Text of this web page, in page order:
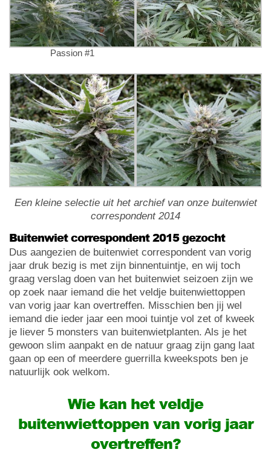
Passion #1
Een kleine selectie uit het archief van onze buitenwiet
correspondent 2014
Buitenwiet correspondent 2015 gezocht
Dus aangezien de buitenwiet correspondent van vorig
jaar druk bezig is met zijn binnentuintje, en wij toch
graag verslag doen van het buitenwiet seizoen zijn we
op zoek naar iemand die het veldje buitenwiettoppen
van vorig jaar kan overtreffen. Misschien ben jij wel
iemand die ieder jaar een mooi tuintje vol zet of kweek
je liever 5 monsters van buitenwietplanten. Als je het
gewoon slim aanpakt en de natuur graag zijn gang laat
gaan op een of meerdere guerrilla kweekspots ben je
natuurlijk ook welkom.
Wie kan het veldje
buitenwiettoppen van vorig jaar
overtreffen?